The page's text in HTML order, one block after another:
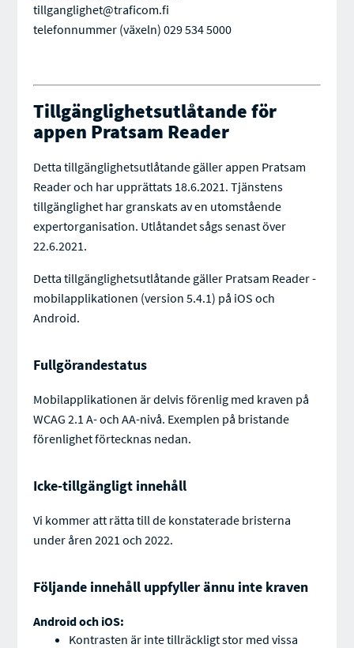
tillganglighet@traficom.fi
telefonnummer (växeln) 029 534 5000
Tillgänglighetsutlåtande för
appen Pratsam Reader
Detta tillgänglighetsutlåtande gäller appen Pratsam
Reader och har upprättats 18.6.2021. Tjänstens
tillgänglighet har granskats av en utomstående
expertorganisation. Utlåtandet sågs senast över
22.6.2021.
Detta tillgänglighetsutlåtande gäller Pratsam Reader -
mobilapplikationen (version 5.4.1) på iOS och
Android.
Fullgörandestatus
Mobilapplikationen är delvis förenlig med kraven på
WCAG 2.1 A- och AA-nivå. Exemplen på bristande
förenlighet förtecknas nedan.
Icke-tillgängligt innehåll
Vi kommer att rätta till de konstaterade bristerna
under åren 2021 och 2022.
Följande innehåll uppfyller ännu inte kraven
Android och iOS:
Kontrasten är inte tillräckligt stor med vissa